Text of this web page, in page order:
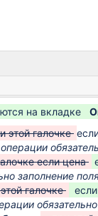
на вкладке
этой галочке
если цена
заполнение
галочке